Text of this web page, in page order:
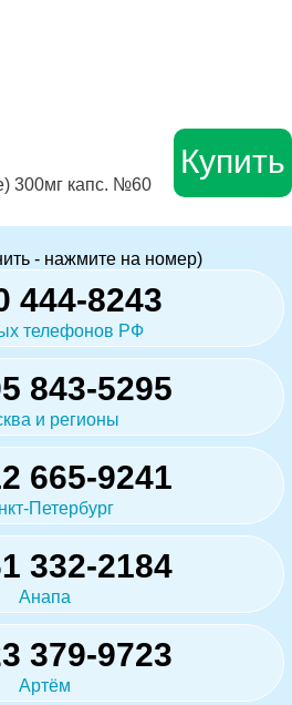
300мг капс. №60
Купить
- нажмите на номер)
444-8243
телефонов РФ
843-5295
и регионы
665-9241
Петербург
332-2184
Анапа
379-9723
Артём